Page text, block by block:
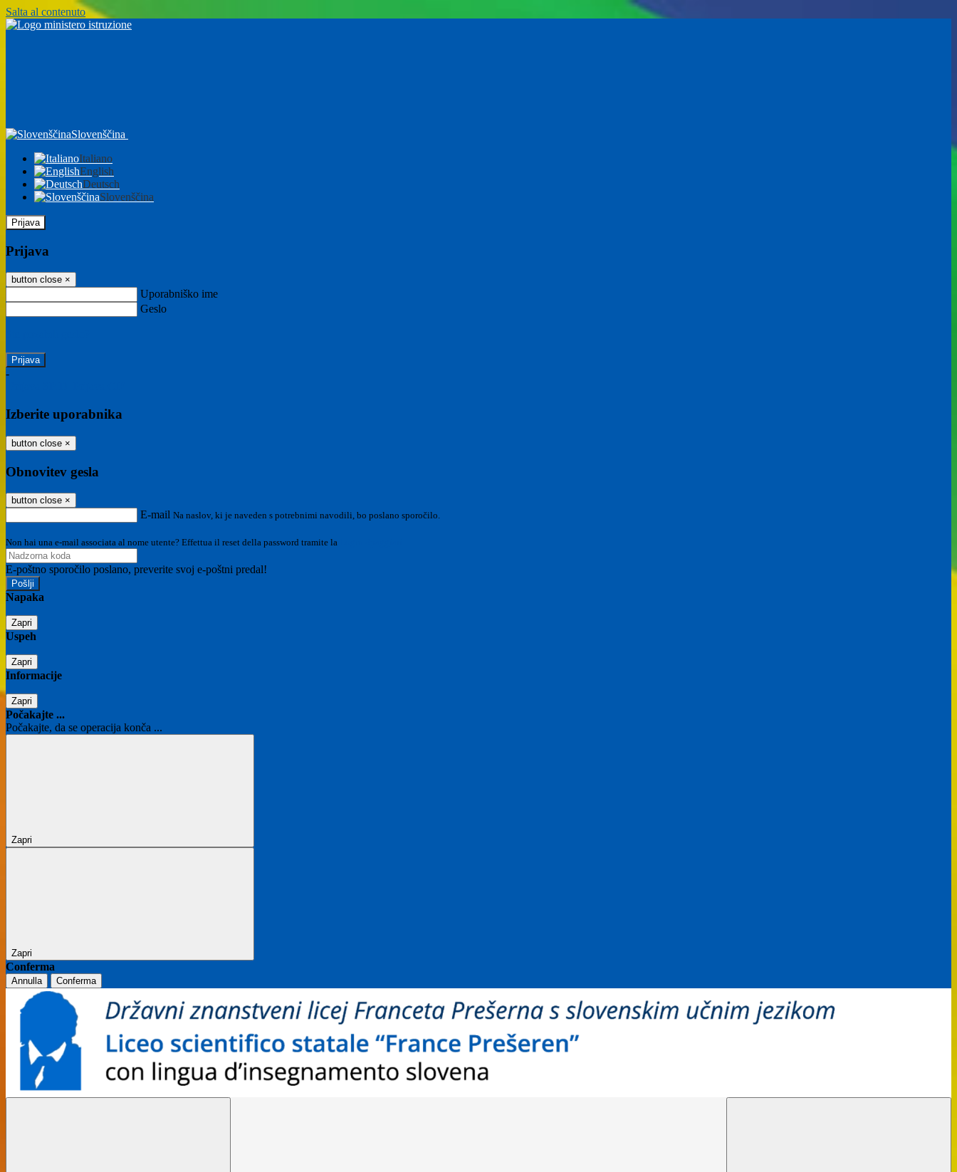
Salta al contenuto
Slovenščina
Italiano
English
Deutsch
Slovenščina
Prijava
Prijava
button close ×
Uporabniško ime
Geslo
-
Izberite uporabnika
button close ×
Obnovitev gesla
button close ×
E-mail Na naslov, ki je naveden s potrebnimi navodili, bo poslano sporočilo.
Non hai una e-mail associata al nome utente? Effettua il reset della password tramite la
E-poštno sporočilo poslano, preverite svoj e-poštni predal!
Napaka
Zapri
Uspeh
Zapri
Informacije
Zapri
Počakajte ...
Počakajte, da se operacija konča ...
Zapri
Zapri
Conferma
Annulla Conferma